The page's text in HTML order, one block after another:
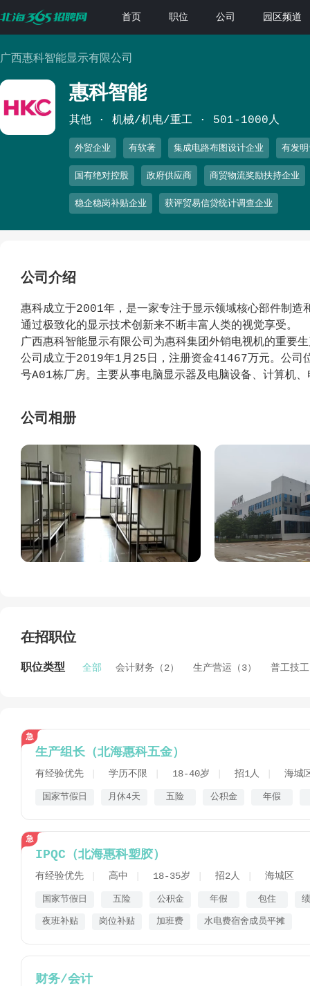
首页 职位 公司 园区频道
广西惠科智能显示有限公司
惠科智能
其他 机械/机电/重工 501-1000人
外贸企业 有软著 集成电路布图设计企业 有发
国有绝对控股 政府供应商 商贸物流奖励扶持企业
稳企稳岗补贴企业 获评贸易信贷统计调查企业
公司介绍
惠科成立于2001年，是一家专注于显示领域核心部件制
通过极致化的显示技术创新来不断丰富人类的视觉享受。
广西惠科智能显示有限公司为惠科集团外销电视机的重要
公司成立于2019年1月25日，注册资金41467万元。公司
号A01栋厂房。主要从事电脑显示器及电脑设备、计算机
公司相册
在招职位
职位类型 全部 会计财务（2） 生产营运（3） 普工技
生产组长（北海惠科五金）
有经验优先 学历不限 18-40岁 招1人 海城
国家节假日 月休4天 五险 公积金 年假
IPQC（北海惠科塑胶）
有经验优先 高中 18-35岁 招2人 海城区
国家节假日 五险 公积金 年假 包住
夜班补贴 岗位补贴 加班费 水电费宿舍成员平摊
财务/会计